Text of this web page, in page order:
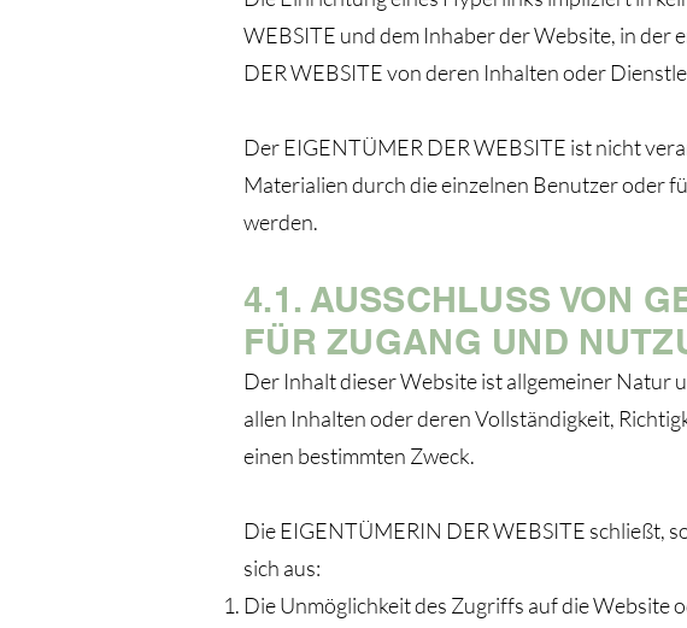
WEBSITE und dem Inhaber der Website, in der
DER WEBSITE von deren Inhalten oder
Der EIGENTÜMER DER WEBSITE ist nicht
Materialien durch die einzelnen Benutzer oder
werden.
4.1. AUSSCHLUSS VON
FÜR ZUGANG UND
Der Inhalt dieser Website ist allgemeiner Natur
allen Inhalten oder deren Vollständigkeit,
einen bestimmten Zweck.
Die EIGENTÜMERIN DER WEBSITE schließt,
sich aus:
Die Unmöglichkeit des Zugriffs auf die Website